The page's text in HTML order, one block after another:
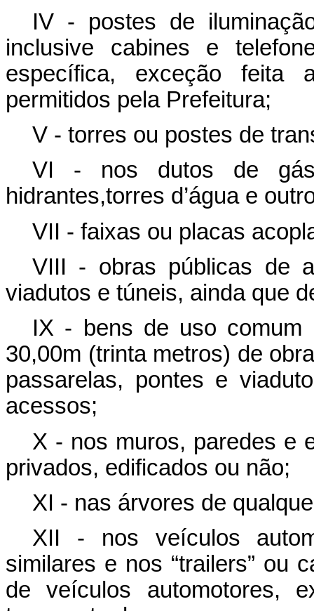
IV - postes de
inclusive cabines e
específica, exceção feita
permitidos pela Prefeitura;
V - torres ou postes de
VI - nos dutos de
hidrantes,torres d’água e
VII - faixas ou placas
VIII - obras públicas de
viadutos e túneis, ainda que
IX - bens de uso comum
30,00m (trinta metros) de
passarelas, pontes e
acessos;
X - nos muros, paredes e
privados, edificados ou não;
XI - nas árvores de
XII - nos veículos
similares e nos “trailers” ou
de veículos automotores,